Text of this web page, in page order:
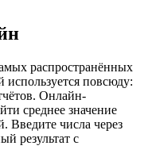
распространённых
используется повсюду:
Онлайн-
среднее значение
Введите числа через
результат с